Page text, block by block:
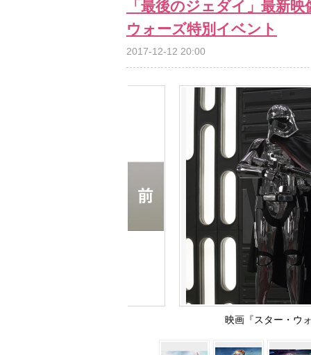
「最後のジェダイ」最新
ウォーズ特別イベント
2017-12-12 20:00
映画『スター・ウ